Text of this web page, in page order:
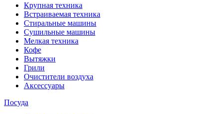
Крупная техника
Встраиваемая техника
Стиральные машины
Сушильные машины
Мелкая техника
Кофе
Вытяжки
Грили
Очистители воздуха
Аксессуары
Посуда